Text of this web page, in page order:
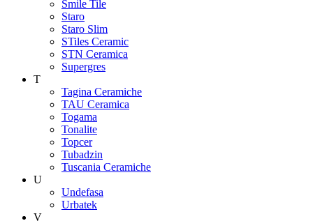
Smile Tile
Staro
Staro Slim
STiles Ceramic
STN Ceramica
Supergres
T
Tagina Ceramiche
TAU Ceramica
Togama
Tonalite
Topcer
Tubadzin
Tuscania Ceramiche
U
Undefasa
Urbatek
V